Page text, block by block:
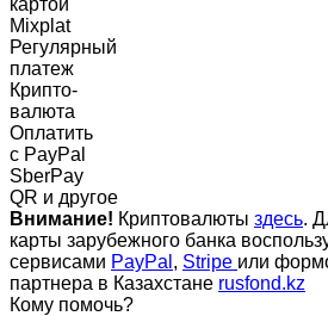
Mixplat
Регулярный
платеж
Крипто-
валюта
Оплатить
c PayPal
SberPay
QR и другое
Внимание! Криптовалюты здесь.
карты зарубежного банка
сервисами PayPal , Stripe или
партнера в Казахстане rusfond.kz
Кому помочь?